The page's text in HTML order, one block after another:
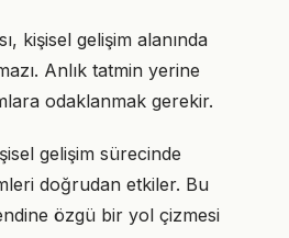
kişisel gelişim alanında
Anlık tatmin yerine
odaklanmak gerekir.
gelişim sürecinde
doğrudan etkiler. Bu
özgü bir yol çizmesi